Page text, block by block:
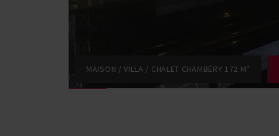
MAISON / VILLA / CHALET CHAMBÉRY 172 M²